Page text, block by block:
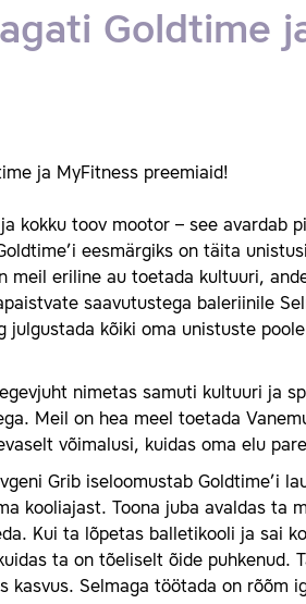
Goldtime
ja MyFitness preemiaid!
kokku toov mootor – see avardab
eesmärgiks on täita
meil eriline au toetada kultuuri,
saavutustega baleriinile
julgustada kõiki oma unistuste
nimetas samuti kultuuri ja
Meil on hea meel toetada
võimalusi, kuidas oma elu
Grib iseloomustab Goldtime’i
kooliajast. Toona juba avaldas ta
Kui ta lõpetas balletikooli ja sai
ta on tõeliselt õide puhkenud.
kasvus. Selmaga töötada on rõõm